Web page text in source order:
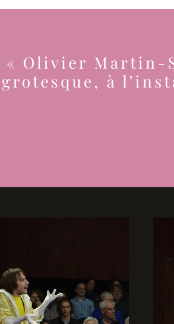
« Olivier Martin-
grotesque, à